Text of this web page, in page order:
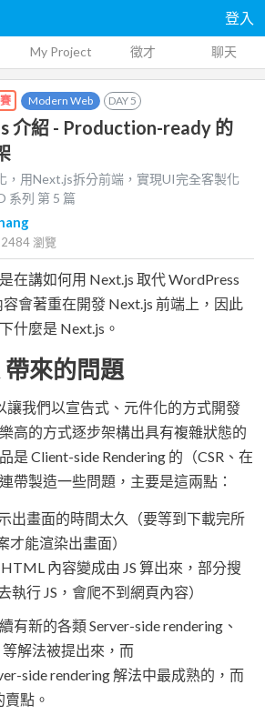
登入
My Project 徵才 聊天
Modern Web DAY5
介紹 - Production-ready 的
，用Next.js拆分前端，實現UI完全客製化
系列 第 5 篇
2484瀏覽
在講如何用 Next.js 取代 WordPress
會著重在開發 Next.js 前端上，因此
什麼是 Next.js。
帶來的問題
讓我們以宣告式、元件化的方式開發
高的方式逐步架構出具有複雜狀態的
是 Client-side Rendering 的（CSR、在
帶製造一些問題，主要是這兩點：
出畫面的時間太久（要等到下載完所
才能渲染出畫面）
內容變成由 JS 算出來，部分搜
執行 JS，會爬不到網頁內容）
有新的各類 Server-side rendering、
解法被提出來，而
side rendering 解法中最成熟的，而
點。